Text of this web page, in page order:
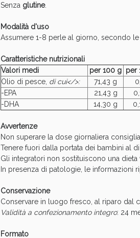
Senza glutine.
Modalità d'uso
Assumere 1-8 perle al giorno, secondo le
Caratteristiche nutrizionali
Valori medi
per 100 g per
Olio di pesce, di cui</>: 71,43 g
-EPA
21,43 g
-DHA
14,30 g
Avvertenze
Non superare la dose giornaliera
Tenere fuori dalla portata dei bambini al
Gli integratori non sostituiscono una dieta
In presenza di patologie, le informazioni
Conservazione
Conservare in luogo fresco, al riparo dal
Validità a confezionamento integro: 24
Formato